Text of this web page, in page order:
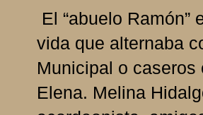
El “abuelo
vida que alternaba
Municipal o caseros
Elena. Melina